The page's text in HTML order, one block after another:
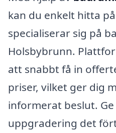
kan du enkelt hitta
specialiserar sig på
Holsbybrunn.
att snabbt få in
priser, vilket ger dig
informerat beslut.
uppgradering det